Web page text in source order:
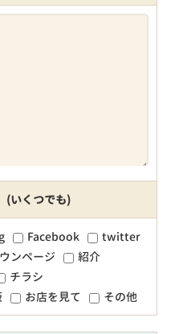
(いくつでも)
Facebook
twitter
ンページ
紹介
チラシ
お店を見て その他